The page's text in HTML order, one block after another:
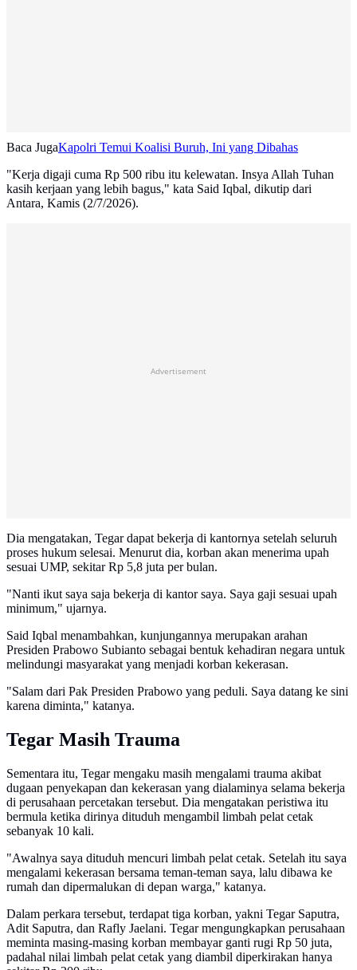
Baca JugaKapolri Temui Koalisi Buruh, Ini yang Dibahas
"Kerja digaji cuma Rp 500 ribu itu kelewatan. Insya Allah Tuhan
kasih kerjaan yang lebih bagus," kata Said Iqbal, dikutip dari
Antara, Kamis (2/7/2026).
Advertisement
Dia mengatakan, Tegar dapat bekerja di kantornya setelah seluruh
proses hukum selesai. Menurut dia, korban akan menerima upah
sesuai UMP, sekitar Rp 5,8 juta per bulan.
"Nanti ikut saya saja bekerja di kantor saya. Saya gaji sesuai upah
minimum," ujarnya.
Said Iqbal menambahkan, kunjungannya merupakan arahan
Presiden Prabowo Subianto sebagai bentuk kehadiran negara untuk
melindungi masyarakat yang menjadi korban kekerasan.
"Salam dari Pak Presiden Prabowo yang peduli. Saya datang ke sini
karena diminta," katanya.
Tegar Masih Trauma
Sementara itu, Tegar mengaku masih mengalami trauma akibat
dugaan penyekapan dan kekerasan yang dialaminya selama bekerja
di perusahaan percetakan tersebut. Dia mengatakan peristiwa itu
bermula ketika dirinya dituduh mengambil limbah pelat cetak
sebanyak 10 kali.
"Awalnya saya dituduh mencuri limbah pelat cetak. Setelah itu saya
mengalami kekerasan bersama teman-teman saya, lalu dibawa ke
rumah dan dipermalukan di depan warga," katanya.
Dalam perkara tersebut, terdapat tiga korban, yakni Tegar Saputra,
Adit Saputra, dan Rafly Jaelani. Tegar mengungkapkan perusahaan
meminta masing-masing korban membayar ganti rugi Rp 50 juta,
padahal nilai limbah pelat cetak yang diambil diperkirakan hanya